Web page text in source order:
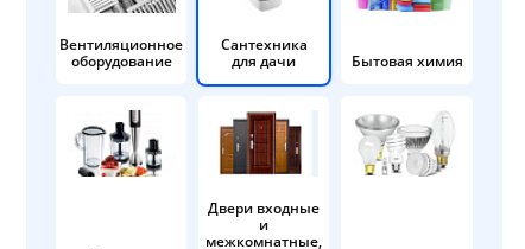
Вентиляционное
оборудование
Сантехника
для дачи
Бытовая химия
Двери входные
и
межкомнатные,